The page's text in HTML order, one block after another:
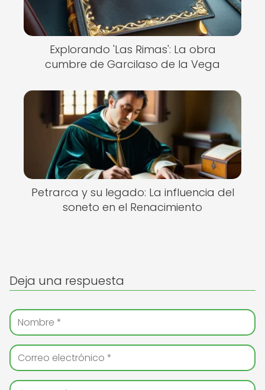
Explorando 'Las Rimas': La obra
cumbre de Garcilaso de la Vega
Petrarca y su legado: La influencia del
soneto en el Renacimiento
Deja una respuesta